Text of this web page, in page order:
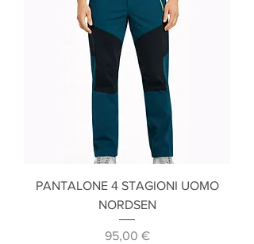
PANTALONE 4 STAGIONI UOMO
NORDSEN
Prezzo
95,00 €